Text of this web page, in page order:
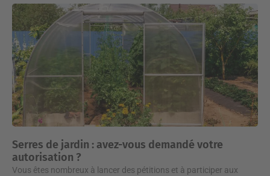
Serres de jardin : avez-vous demandé votre
autorisation ?
Vous êtes nombreux à lancer des pétitions et à participer aux